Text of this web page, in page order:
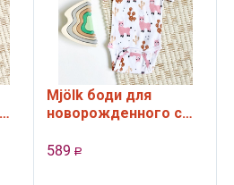
Mjölk боди для
новорожденного с
Ламы Девочки (56
589 Р